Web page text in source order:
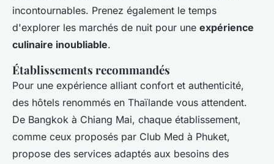
incontournables. Prenez également le temps
d'explorer les marchés de nuit pour une expérience
culinaire inoubliable.
Établissements recommandés
Pour une expérience alliant confort et authenticité,
des hôtels renommés en Thaïlande vous attendent.
De Bangkok à Chiang Mai, chaque établissement,
comme ceux proposés par Club Med à Phuket,
propose des services adaptés aux besoins des